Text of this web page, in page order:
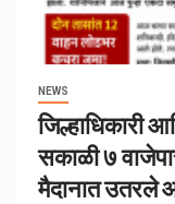
NEWS
जिल्हाधिकारी
सकाळी ७
मैदानात उतरले